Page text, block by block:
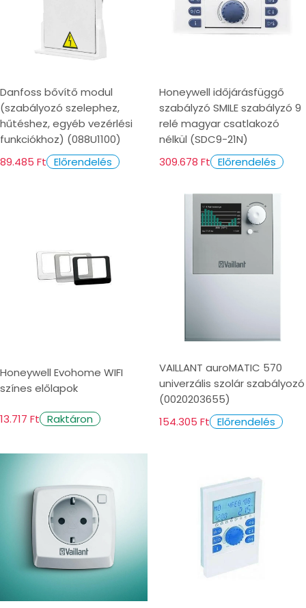
Danfoss bővítő modul
(szabályozó szelephez,
hűtéshez, egyéb vezérlési
funkciókhoz) (088U1100)
89.485 Ft Előrendelés
Honeywell időjárásfüggő
szabályzó SMILE szabályzó 9
relé magyar csatlakozó
nélkül (SDC9-21N)
309.678 Ft Előrendelés
Honeywell Evohome WIFI
színes előlapok
13.717 Ft Raktáron
VAILLANT auroMATIC 570
univerzális szolár szabályozó
(0020203655)
154.305 Ft Előrendelés